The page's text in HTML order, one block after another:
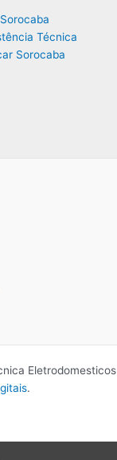
Técnica
Sorocaba
Eletrodomesticos
.